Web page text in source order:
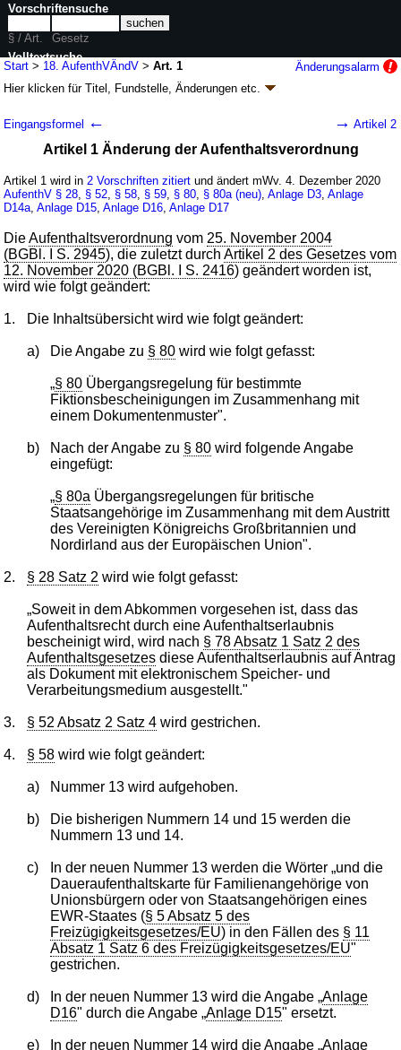
Start > 18. AufenthVÄndV >Art. 1
Änderungsalarm
Hier klicken fürTitel, Fundstelle, Änderungen etc.
Änderung der Aufenthaltsverordnung (18.
AufenthVÄndV)
V. v. 26.11.2020BGBl. I S. 2606(Nr. 57); Geltung ab 04.12.2020
1 Änderung | Drucksachen / Entwurf / Begründung
|
wird in 2 Vorschriften zitiert
Eingangsformel ← → Artikel 2
Artikel 1 Änderung der Aufenthaltsverordnung
Artikel 1 wird in 2 Vorschriften zitiert und ändert mWv. 4. Dezember 2020
AufenthV § 28 § 52 § 58 § 59 § 80 § 80a (neu) ,Anlage D3 ,Anlage
D14a ,Anlage D15 ,Anlage D16 ,Anlage D17
DieAufenthaltsverordnung vom 25. November 2004
(BGBl. I S. 2945), die zuletzt durchArtikel 2 des Gesetzes vom
12. November 2020 (BGBl. I S. 2416) geändert worden ist,
wird wie folgt geändert:
1. Die Inhaltsübersicht wird wie folgt geändert:
a) Die Angabe zu § 80wird wie folgt gefasst:
„§ 80Übergangsregelung für bestimmte
Fiktionsbescheinigungen im Zusammenhang mit
einem Dokumentenmuster".
b) Nach der Angabe zu § 80wird folgende Angabe
eingefügt:
„§ 80a Übergangsregelungen für britische
Staatsangehörige im Zusammenhang mit dem Austritt
des Vereinigten Königreichs Großbritannien und
Nordirland aus der Europäischen Union".
2. § 28 Satz 2 wird wie folgt gefasst:
„Soweit in dem Abkommen vorgesehen ist, dass das
Aufenthaltsrecht durch eine Aufenthaltserlaubnis
bescheinigt wird, wird nach § 78 Absatz 1 Satz 2 des
Aufenthaltsgesetzes diese Aufenthaltserlaubnis auf Antrag
als Dokument mit elektronischem Speicher- und
Verarbeitungsmedium ausgestellt."
3. § 52 Absatz 2 Satz 4 wird gestrichen.
4. § 58 wird wie folgt geändert:
a) Nummer 13 wird aufgehoben.
b)
Die bisherigen Nummern 14 und 15 werden die
Nummern 13 und 14.
c)
In der neuen Nummer 13 werden die Wörter „und die
Daueraufenthaltskarte für Familienangehörige von
Unionsbürgern oder von Staatsangehörigen eines
EWR-Staates (§ 5 Absatz 5 des
Freizügigkeitsgesetzes/EU) in den Fällen des § 11
Absatz 1 Satz 6 des Freizügigkeitsgesetzes/EU"
gestrichen.
d) In der neuen Nummer 13 wird die Angabe „Anlage
D16" durch die Angabe „Anlage D15" ersetzt.
e)
In der neuen Nummer 14 wird die Angabe „Anlage
Vorschriftensuche
§ / Art.
Gesetz
Volltextsuche
nur in 18. AufenthVÄndV